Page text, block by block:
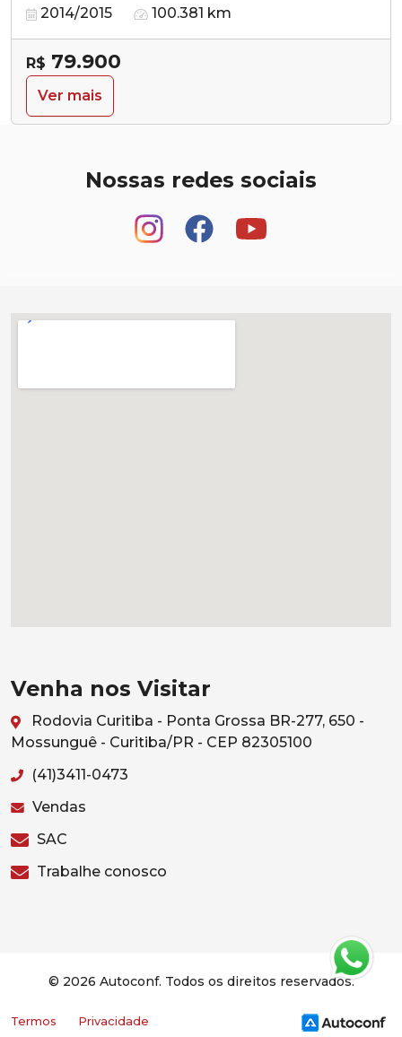
2014/2015 100.381 km
R$ 79.900
Ver mais
Nossas redes sociais
Venha nos Visitar
Rodovia Curitiba - Ponta Grossa BR-277, 650 -
Mossunguê - Curitiba/PR - CEP 82305100
(41)3411-0473
Vendas
SAC
Trabalhe conosco
© 2026 Autoconf. Todos os direitos reservados.
Termos Privacidade